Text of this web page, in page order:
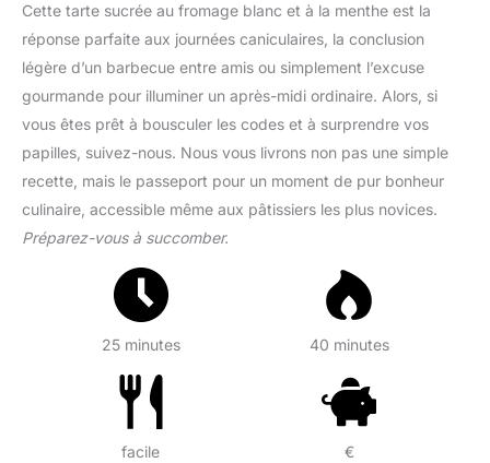
Cette tarte sucrée au fromage blanc et à la menthe est la
réponse parfaite aux journées caniculaires, la conclusion
légère d’un barbecue entre amis ou simplement l’excuse
gourmande pour illuminer un après-midi ordinaire. Alors, si
vous êtes prêt à bousculer les codes et à surprendre vos
papilles, suivez-nous. Nous vous livrons non pas une simple
recette, mais le passeport pour un moment de pur bonheur
culinaire, accessible même aux pâtissiers les plus novices.
Préparez-vous à succomber.
25 minutes 40 minutes
facile €